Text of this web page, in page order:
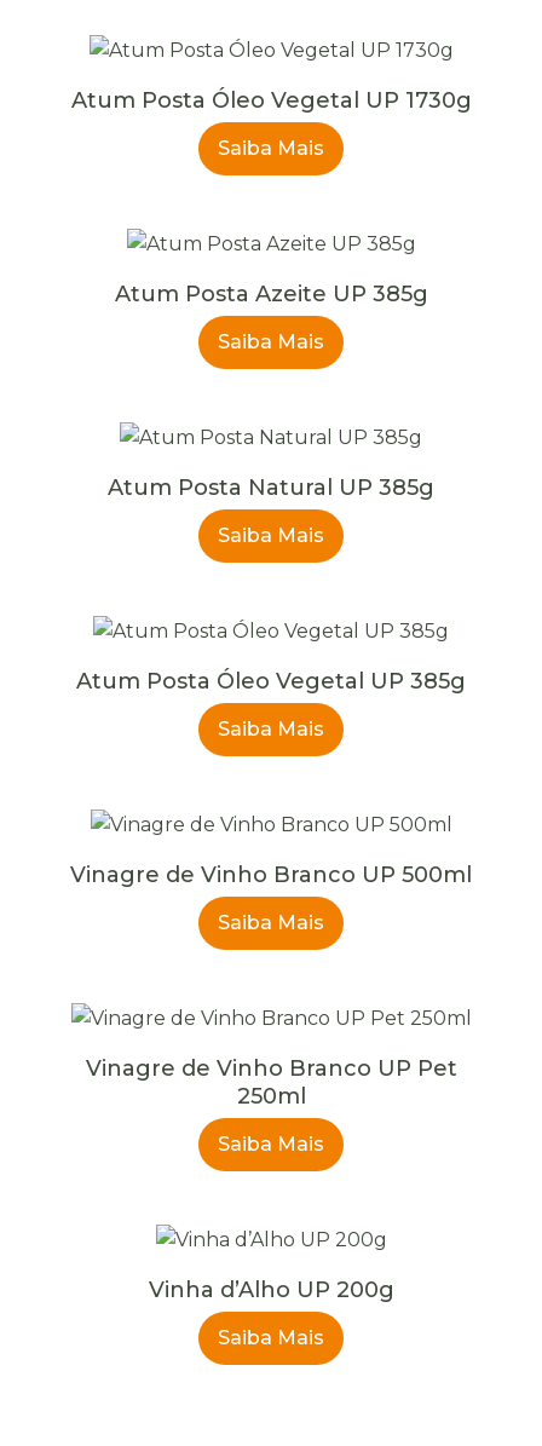
Atum Posta Óleo Vegetal UP 1730g
Saiba Mais
Atum Posta Azeite UP 385g
Saiba Mais
Atum Posta Natural UP 385g
Saiba Mais
Atum Posta Óleo Vegetal UP 385g
Saiba Mais
Vinagre de Vinho Branco UP 500ml
Saiba Mais
Vinagre de Vinho Branco UP Pet
250ml
Saiba Mais
Vinha d’Alho UP 200g
Saiba Mais